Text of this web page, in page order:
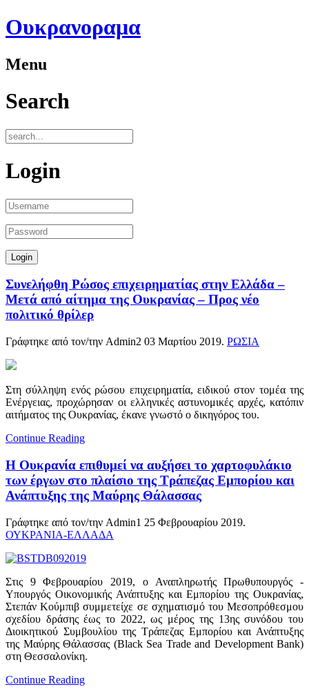
Ουκρανοραμα
Menu
Search
Login
Συνελήφθη Ρώσος επιχειρηματίας στην Ελλάδα –
Μετά από αίτημα της Ουκρανίας – Προς νέο
πολιτικό θρίλερ
Γράφτηκε από τον/την Admin2 03 Μαρτίου 2019. ΡΩΣΙΑ
Στη σύλληψη ενός ρώσου επιχειρηματία, ειδικού στον τομέα της
Ενέργειας, προχώρησαν οι ελληνικές αστυνομικές αρχές, κατόπιν
αιτήματος της Ουκρανίας, έκανε γνωστό ο δικηγόρος του.
Continue Reading
Η Ουκρανία επιθυμεί να αυξήσει το χαρτοφυλάκιο
των έργων στο πλαίσιο της Τράπεζας Εμπορίου και
Ανάπτυξης της Μαύρης Θάλασσας
Γράφτηκε από τον/την Admin1 25 Φεβρουαρίου 2019.
ΟΥΚΡΑΝΙΑ-ΕΛΛΑΔΑ
Στις 9 Φεβρουαρίου 2019, ο Αναπληρωτής Πρωθυπουργός -
Υπουργός Οικονομικής Ανάπτυξης και Εμπορίου της Ουκρανίας,
Στεπάν Κούμπιβ συμμετείχε σε σχηματισμό του Μεσοπρόθεσμου
σχεδίου δράσης έως το 2022, ως μέρος της 13ης συνόδου του
Διοικητικού Συμβουλίου της Τράπεζας Εμπορίου και Ανάπτυξης
της Μαύρης Θάλασσας (Black Sea Trade and Development Bank)
στη Θεσσαλονίκη.
Continue Reading